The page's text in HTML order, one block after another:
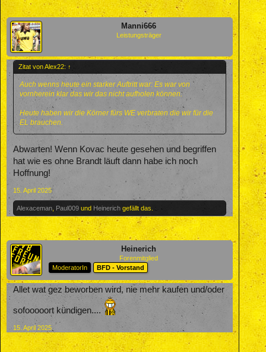
Manni666
Leistungsträger
Zitat von Alex22: ↑
Auch wenns heute ein starker Auftritt war: Es war von
vornherein klar das wir das nicht aufholen können.
Heute haben wir die Körner fürs WE verbraten die wir für die
EL brauchen.
Abwarten! Wenn Kovac heute gesehen und begriffen
hat wie es ohne Brandt läuft dann habe ich noch
Hoffnung!
15. April 2025
Alexaceman Paul009 und Heinerich gefällt das.
Heinerich
Forenmitglied
ModeratorIn
BFD - Vorstand
Allet wat gez beworben wird, nie mehr kaufen und/oder
sofooooort kündigen....
15. April 2025